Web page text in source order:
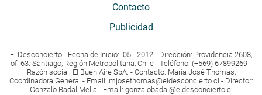
Contacto
Publicidad
El Desconcierto - Fecha de Inicio: 05 - 2012 - Dirección: Providencia 2608,
of. 63. Santiago, Región Metropolitana, Chile - Teléfono: (+569) 67899269 -
Razón social: El Buen Aire SpA. - Contacto: María José Thomas,
Coordinadora General - Email: mjosethomas@eldesconcierto.cl - Director:
Gonzalo Badal Mella - Email: gonzalobadal@eldesconcierto.cl